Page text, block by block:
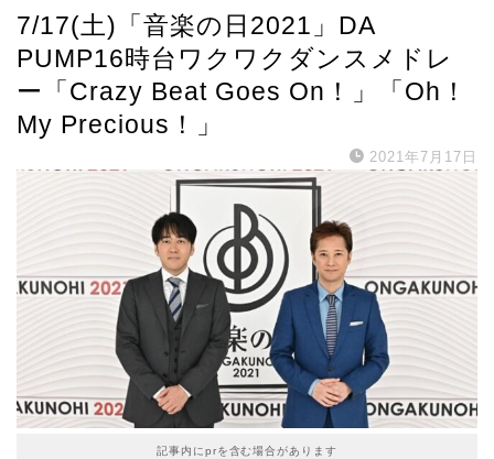
7/17(土)「音楽の日2021」DA
PUMP16時台ワクワクダンスメドレ
ー「Crazy Beat Goes On！」「Oh！
My Precious！」
2021年7月17日
記事内にprを含む場合があります